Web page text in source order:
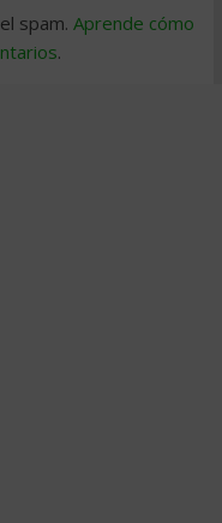
spam. Aprende cómo
.